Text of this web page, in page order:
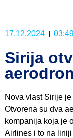
17.12.2024 03:49
Sirija
Nova vlast Sirije
Otvorena su dva
kompanija koja je
Airlines i to na